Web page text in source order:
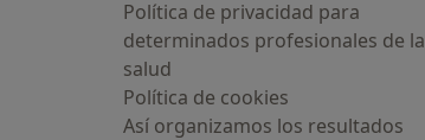
Política de privacidad para
determinados profesionales de la
salud
Política de cookies
Así organizamos los resultados